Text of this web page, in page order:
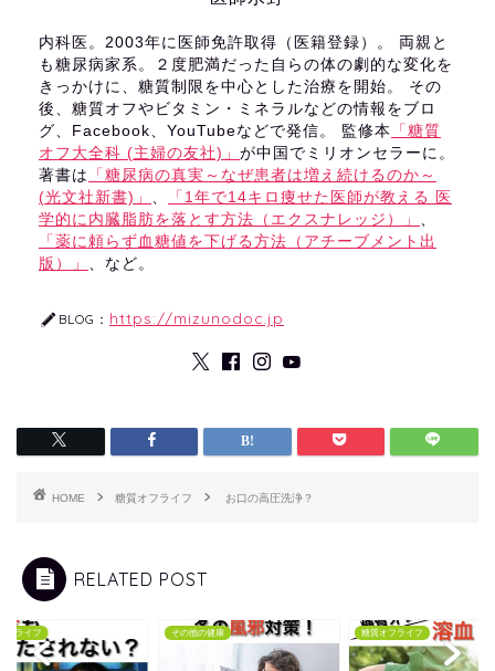
内科医。2003年に医師免許取得（医籍登録）。 両親と
も糖尿病家系。２度肥満だった自らの体の劇的な変化を
きっかけに、糖質制限を中心とした治療を開始。 その
後、糖質オフやビタミン・ミネラルなどの情報をブロ
グ、Facebook、YouTubeなどで発信。 監修本
「糖質
オフ大全科 (主婦の友社)」 が中国でミリオンセラーに。
著書は
「糖尿病の真実～なぜ患者は増え続けるのか～
(光文社新書)」 、
「1年で14キロ痩せた医師が教える 医
学的に内臓脂肪を落とす方法（エクスナレッジ）」 、
「薬に頼らず血糖値を下げる方法（アチーブメント出
版）」 、など。
BLOG： https://mizunodoc.jp
HOME 糖質オフライフ お口の高圧洗浄？
RELATED POST
フライフ その他の健康 糖質オフライフ